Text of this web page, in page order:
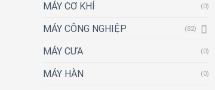
MÁY CƠ KHÍ (0)
MÁY CÔNG NGHIỆP (82)
MÁY CƯA (0)
MÁY HÀN (0)